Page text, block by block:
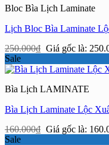
Bloc Bìa Lịch Laminate
Lịch Bloc Bìa Laminate
250.000₫ Giá gốc là:
Sale
Bìa Lịch LAMINATE
Bìa Lịch Laminate Lộc
160.000₫ Giá gốc là:
Sale